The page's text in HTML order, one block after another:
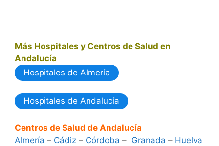
Más Hospitales y Centros de Salud en
Andalucía
Hospitales de Almería
Hospitales de Andalucía
Centros de Salud de Andalucía
Almería – Cádiz – Córdoba – Granada – Huelva